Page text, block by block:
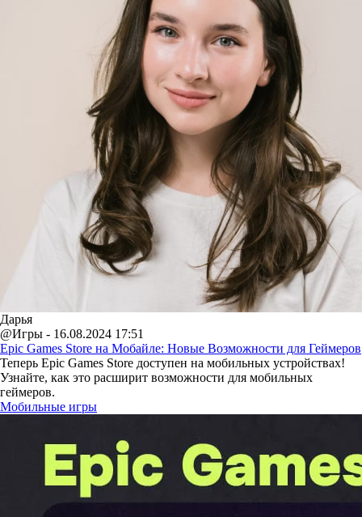
Дарья
@Игры - 16.08.2024 17:51
Epic Games Store на Мобайле: Новые Возможности для Геймеров
Теперь Epic Games Store доступен на мобильных устройствах!
Узнайте, как это расширит возможности для мобильных
геймеров.
Мобильные игры